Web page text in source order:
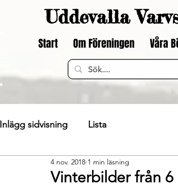
Uddevalla
Start Om Föreningen Våra
Inlägg sidvisning Lista
Vinterbilder från 6
4 nov. 2018 1 min läsning